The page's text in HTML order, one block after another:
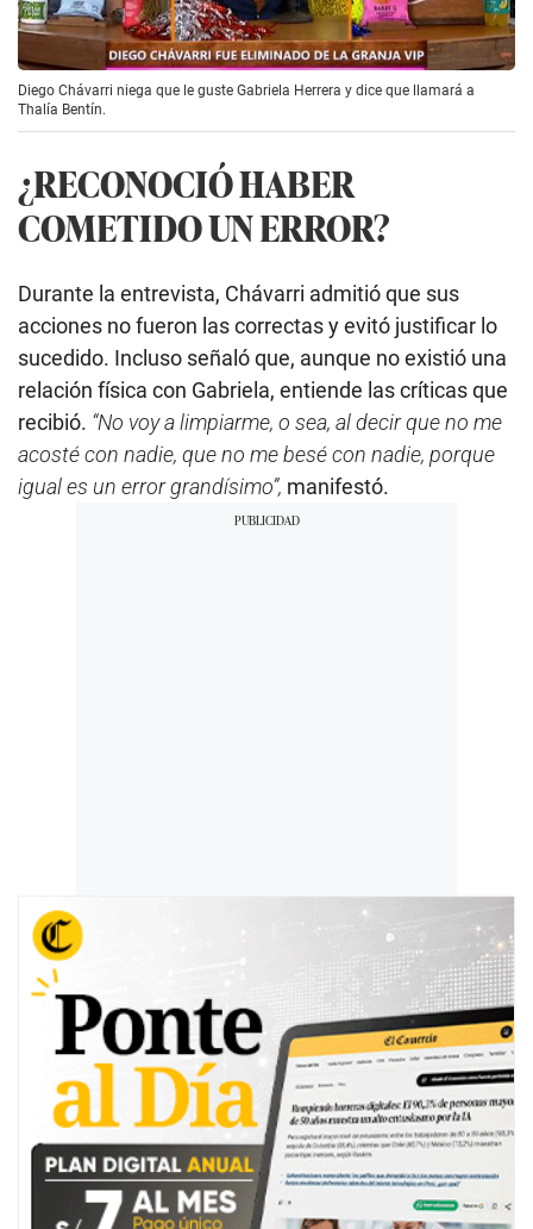
Diego Chávarri niega que le guste Gabriela Herrera y dice que llamará a
Thalía Bentín.
¿RECONOCIÓ HABER
COMETIDO UN ERROR?
Durante la entrevista, Chávarri admitió que sus
acciones no fueron las correctas y evitó justificar lo
sucedido. Incluso señaló que, aunque no existió una
relación física con Gabriela, entiende las críticas que
recibió. “No voy a limpiarme, o sea, al decir que no me
acosté con nadie, que no me besé con nadie, porque
igual es un error grandísimo”, manifestó.